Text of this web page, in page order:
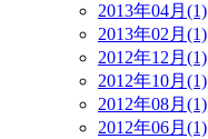
2013年04月(1)
2013年02月(1)
2012年12月(1)
2012年10月(1)
2012年08月(1)
2012年06月(1)